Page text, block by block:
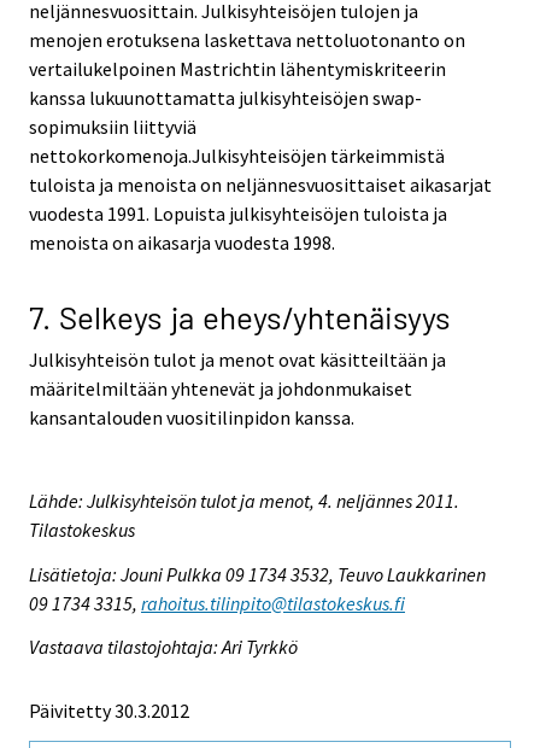
neljännesvuosittain. Julkisyhteisöjen tulojen ja
menojen erotuksena laskettava nettoluotonanto on
vertailukelpoinen Mastrichtin lähentymiskriteerin
kanssa lukuunottamatta julkisyhteisöjen swap-
sopimuksiin liittyviä
nettokorkomenoja.Julkisyhteisöjen tärkeimmistä
tuloista ja menoista on neljännesvuosittaiset aikasarjat
vuodesta 1991. Lopuista julkisyhteisöjen tuloista ja
menoista on aikasarja vuodesta 1998.
7. Selkeys ja eheys/yhtenäisyys
Julkisyhteisön tulot ja menot ovat käsitteiltään ja
määritelmiltään yhtenevät ja johdonmukaiset
kansantalouden vuositilinpidon kanssa.
Lähde: Julkisyhteisön tulot ja menot, 4. neljännes 2011.
Tilastokeskus
Lisätietoja: Jouni Pulkka 09 1734 3532, Teuvo Laukkarinen
09 1734 3315, rahoitus.tilinpito@tilastokeskus.fi
Vastaava tilastojohtaja: Ari Tyrkkö
Päivitetty 30.3.2012